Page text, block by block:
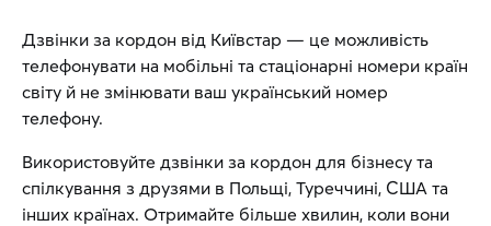
Дзвінки за кордон від Київстар — це можливість
телефонувати на мобільні та стаціонарні номери країн
світу й не змінювати ваш український номер
телефону.
Використовуйте дзвінки за кордон для бізнесу та
спілкування з друзями в Польщі, Туреччині, США та
інших країнах. Отримайте більше хвилин, коли вони